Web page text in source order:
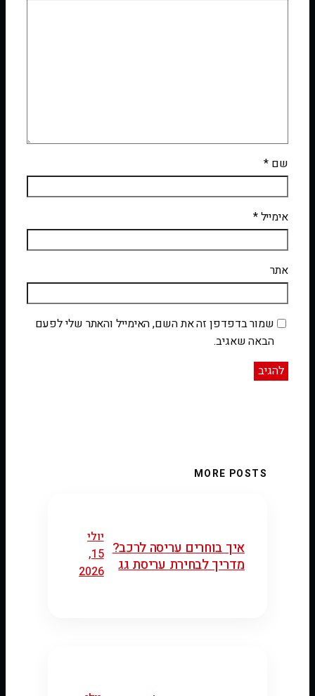
שם *
אימייל*
אתר
שמור בדפדפן זה את השם, האימייל והאתר שלי לפעם
הבאה שאגיב.
MORE POSTS
איך בוחרים עריסה לרכב?
מדריך לבחירת עריסת גג
יולי
15,
2026